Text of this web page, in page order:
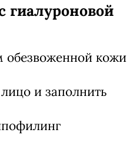
гиалуроновой
обезвоженной кожи
и заполнить